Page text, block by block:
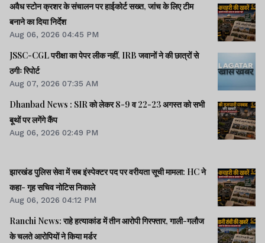
अवैध स्टोन क्रशर के संचालन पर हाईकोर्ट सख्त, जांच के लिए टीम
बनाने का दिया निर्देश
Aug 06, 2026 04:45 PM
JSSC-CGL परीक्षा का पेपर लीक नहीं, IRB जवानों ने की छात्रों से
ठगीः रिपोर्ट
Aug 07, 2026 07:35 AM
Dhanbad News : SIR को लेकर 8-9 व 22-23 अगस्त को सभी
बूथों पर लगेंगे कैंप
Aug 06, 2026 02:49 PM
झारखंड पुलिस सेवा में सब इंस्पेक्टर पद पर वरीयता सूची मामला: HC ने
कहा- गृह सचिव नोटिस निकाले
Aug 06, 2026 04:12 PM
Ranchi News: राहे हत्याकांड में तीन आरोपी गिरफ्तार, गाली-गलौज
के चलते आरोपियों ने किया मर्डर